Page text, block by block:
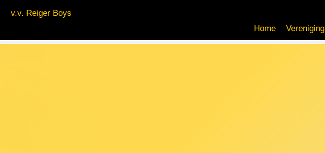
v.v. Reiger Boys
Home
Vereniging